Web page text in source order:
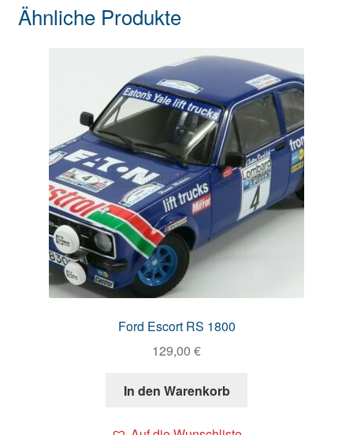
Ähnliche Produkte
Ford Escort RS 1800
129,00 €
In den Warenkorb